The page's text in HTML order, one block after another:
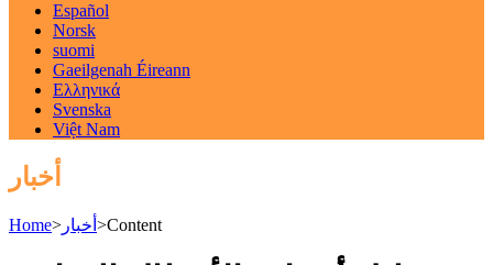
Español
Norsk
suomi
Gaeilgenah Éireann
Ελληνικά
Svenska
Việt Nam
أخبار
Home> أخبار >Content